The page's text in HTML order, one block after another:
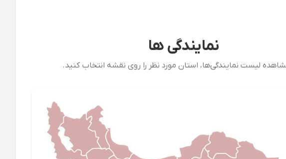
نمایندگی ها
لیست نمایندگی‌ها، استان مورد نظر را روی نقشه انتخاب کنید.